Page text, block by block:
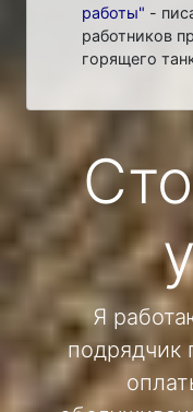
работы" -
работников
горящего
Я
подрядчик